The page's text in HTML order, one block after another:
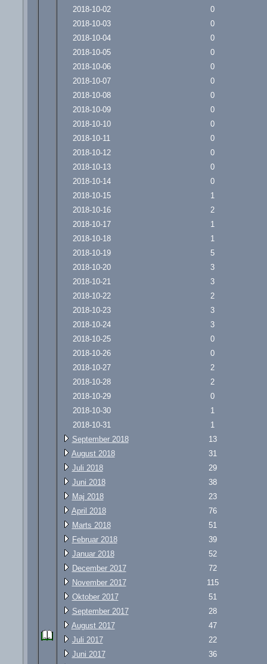
2018-10-02
0
2018-10-03
0
2018-10-04
0
2018-10-05
0
2018-10-06
0
2018-10-07
0
2018-10-08
0
2018-10-09
0
2018-10-10
0
2018-10-11
0
2018-10-12
0
2018-10-13
0
2018-10-14
0
2018-10-15
1
2018-10-16
2
2018-10-17
1
2018-10-18
1
2018-10-19
5
2018-10-20
3
2018-10-21
3
2018-10-22
2
2018-10-23
3
2018-10-24
3
2018-10-25
0
2018-10-26
0
2018-10-27
2
2018-10-28
2
2018-10-29
0
2018-10-30
1
2018-10-31
1
September 2018
13
August 2018
31
Juli 2018
29
Juni 2018
38
Maj 2018
23
April 2018
76
Marts 2018
51
Februar 2018
39
Januar 2018
52
December 2017
72
November 2017
115
Oktober 2017
51
September 2017
28
August 2017
47
Juli 2017
22
Juni 2017
36